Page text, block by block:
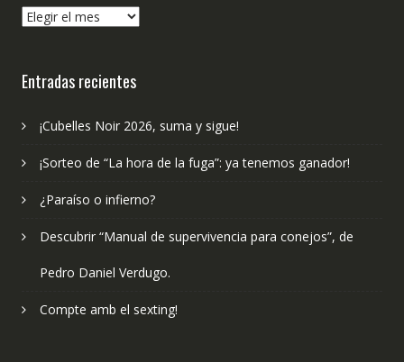
¿Qué
Entradas recientes
¡Cubelles Noir 2026, suma y sigue!
¡Sorteo de “La hora de la fuga”: ya tenemos ganador!
¿Paraíso o infierno?
Descubrir “Manual de supervivencia para conejos”, de
Pedro Daniel Verdugo.
Compte amb el sexting!